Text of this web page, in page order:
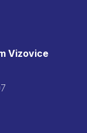
Vizovice